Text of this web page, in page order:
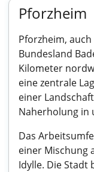
Pforzheim
Pforzheim,
Bundesland
Kilometer
eine zentrale
einer
Naherholung in
Das
einer Mischung
Idylle. Die Stadt